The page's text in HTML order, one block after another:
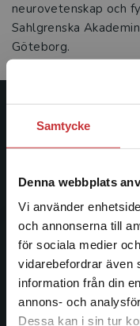
Samtycke
Denna webbplats
Vi använder
och annonserna till
för sociala medier
vidarebefordrar även
information från din
annons- och
Dessa kan i sin tur
neurovetenskap och
Sahlgrenska
Göteborg.
ledande
informationstjänster
längs hela
Kontakta oss
Kontakta oss